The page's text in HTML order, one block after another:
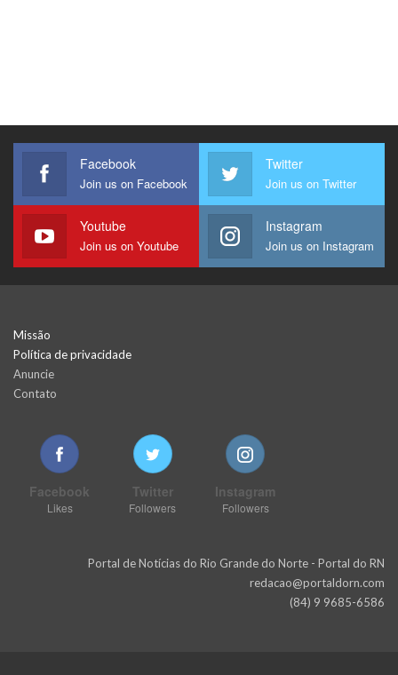
Facebook
Join us on Facebook
Twitter
Join us on Twitter
Youtube
Join us on Youtube
Instagram
Join us on Instagram
Missão
Política de privacidade
Anuncie
Contato
Facebook
Likes
Twitter
Followers
Instagram
Followers
Portal de Notícias do Rio Grande do Norte - Portal do RN
redacao@portaldorn.com
(84) 9 9685-6586